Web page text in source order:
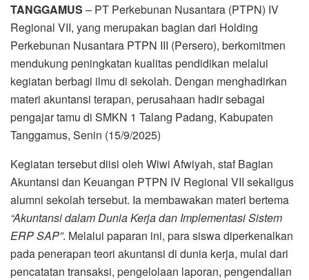
TANGGAMUS – PT Perkebunan Nusantara (PTPN) IV
Regional VII, yang merupakan bagian dari Holding
Perkebunan Nusantara PTPN III (Persero), berkomitmen
mendukung peningkatan kualitas pendidikan melalui
kegiatan berbagi ilmu di sekolah. Dengan menghadirkan
materi akuntansi terapan, perusahaan hadir sebagai
pengajar tamu di SMKN 1 Talang Padang, Kabupaten
Tanggamus, Senin (15/9/2025)
Kegiatan tersebut diisi oleh Wiwi Afwiyah, staf Bagian
Akuntansi dan Keuangan PTPN IV Regional VII sekaligus
alumni sekolah tersebut. Ia membawakan materi bertema
“Akuntansi dalam Dunia Kerja dan Implementasi Sistem
ERP SAP”. Melalui paparan ini, para siswa diperkenalkan
pada penerapan teori akuntansi di dunia kerja, mulai dari
pencatatan transaksi, pengelolaan laporan, pengendalian